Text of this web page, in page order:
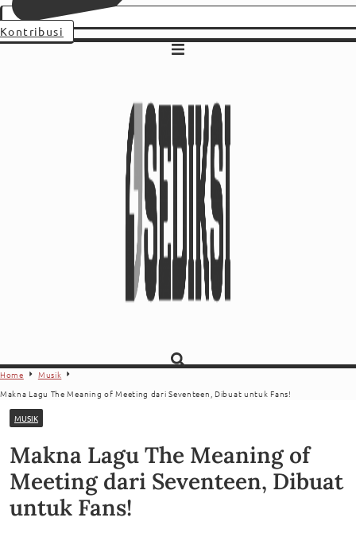
Kontribusi
Home
Musik
Makna Lagu The Meaning of Meeting dari Seventeen, Dibuat untuk Fans!
MUSIK
Makna Lagu The Meaning of
Meeting dari Seventeen, Dibuat
untuk Fans!